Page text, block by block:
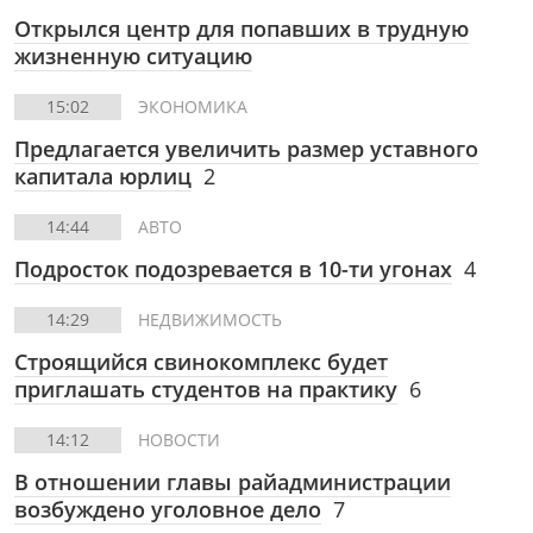
Открылся центр для попавших в трудную
жизненную ситуацию
15:02 ЭКОНОМИКА
Предлагается увеличить размер уставного
капитала юрлиц 2
14:44 АВТО
Подросток подозревается в 10-ти угонах 4
14:29 НЕДВИЖИМОСТЬ
Строящийся свинокомплекс будет
приглашать студентов на практику 6
14:12 НОВОСТИ
В отношении главы райадминистрации
возбуждено уголовное дело 7